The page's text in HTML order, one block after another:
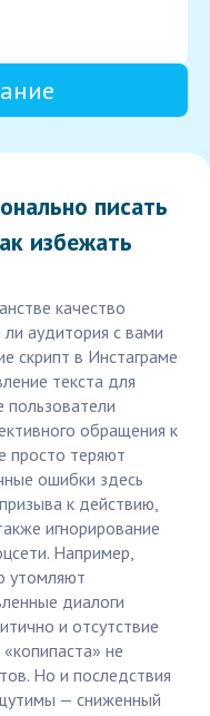
писать
избежать
качество
аудитория с вами
скрипт в Инстаграме
текста для
пользователи
обращения к
просто теряют
ошибки здесь
к действию,
игнорирование
Например,
утомляют
диалоги
и отсутствие
не
Но и последствия
— сниженный